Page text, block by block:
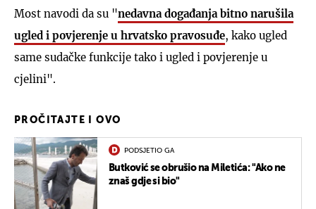
Most navodi da su "nedavna događanja bitno narušila
ugled i povjerenje u hrvatsko pravosuđe, kako ugled
same sudačke funkcije tako i ugled i povjerenje u
cjelini".
PROČITAJTE I OVO
PODSJETIO GA
Butković se obrušio na Miletića: "Ako ne
znaš gdje si bio"